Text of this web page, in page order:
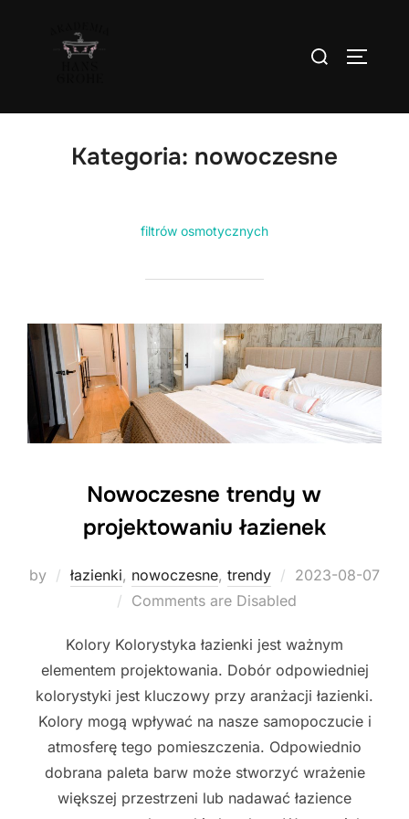
Search
Kategoria: nowoczesne
filtrów osmotycznych
Nowoczesne trendy w
projektowaniu łazienek
by łazienki, nowoczesne, trendy
Posted
on
2023-08-07
Comments are Disabled
Kolory Kolorystyka łazienki jest ważnym
elementem projektowania. Dobór odpowiedniej
kolorystyki jest kluczowy przy aranżacji łazienki.
Kolory mogą wpływać na nasze samopoczucie i
atmosferę tego pomieszczenia. Odpowiednio
dobrana paleta barw może stworzyć wrażenie
większej przestrzeni lub nadawać łazience